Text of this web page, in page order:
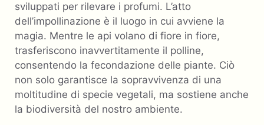
sviluppati per rilevare i profumi. L’atto
dell’impollinazione è il luogo in cui avviene la
magia. Mentre le api volano di fiore in fiore,
trasferiscono inavvertitamente il polline,
consentendo la fecondazione delle piante. Ciò
non solo garantisce la sopravvivenza di una
moltitudine di specie vegetali, ma sostiene anche
la biodiversità del nostro ambiente.